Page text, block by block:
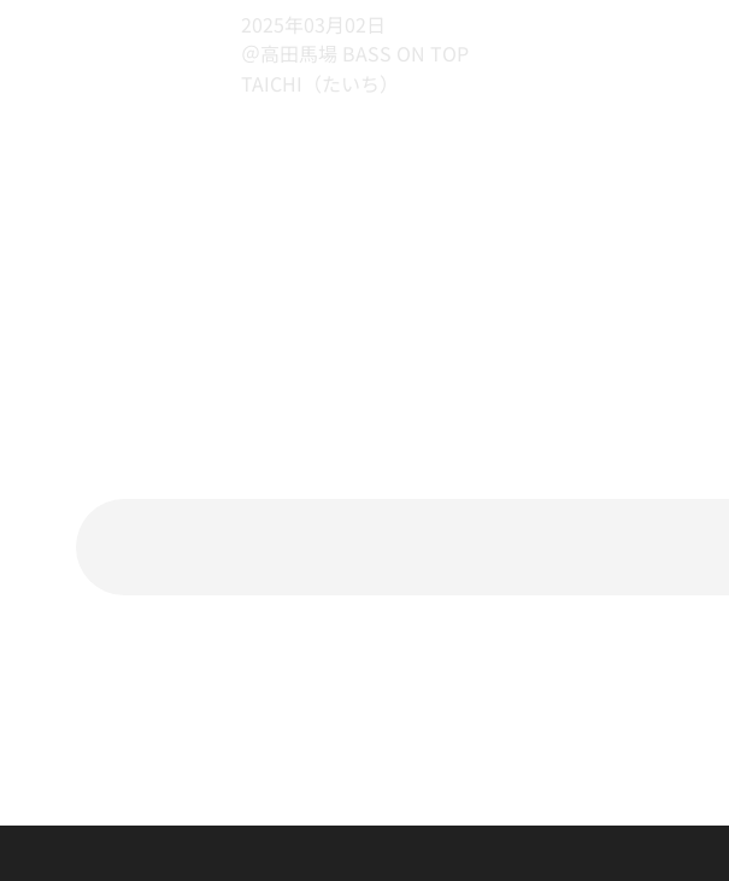
2025年03月02日
＠高田馬場 BASS ON TOP
TAICHI（たいち）